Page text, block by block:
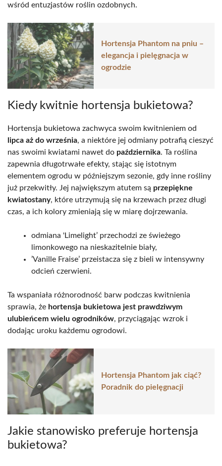
wśród entuzjastów roślin ozdobnych.
Hortensja Phantom na pniu –
elegancja i pielęgnacja w
ogrodzie
Kiedy kwitnie hortensja bukietowa?
Hortensja bukietowa zachwyca swoim kwitnieniem od
lipca aż do września, a niektóre jej odmiany potrafią cieszyć
nas swoimi kwiatami nawet do października. Ta roślina
zapewnia długotrwałe efekty, stając się istotnym
elementem ogrodu w późniejszym sezonie, gdy inne rośliny
już przekwitły. Jej największym atutem są przepiękne
kwiatostany, które utrzymują się na krzewach przez długi
czas, a ich kolory zmieniają się w miarę dojrzewania.
odmiana 'Limelight’ przechodzi ze świeżego
limonkowego na nieskazitelnie biały,
’Vanille Fraise’ przeistacza się z bieli w intensywny
odcień czerwieni.
Ta wspaniała różnorodność barw podczas kwitnienia
sprawia, że hortensja bukietowa jest prawdziwym
ulubieńcem wielu ogrodników, przyciągając wzrok i
dodając uroku każdemu ogrodowi.
Hortensja Phantom jak ciąć?
Poradnik do pielęgnacji
Jakie stanowisko preferuje hortensja
bukietowa?